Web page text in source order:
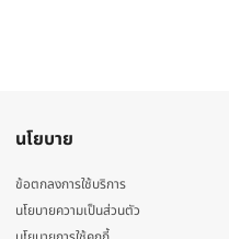
นโยบาย
ข้อตกลงการใช้บริการ
นโยบายความเป็นส่วนตัว